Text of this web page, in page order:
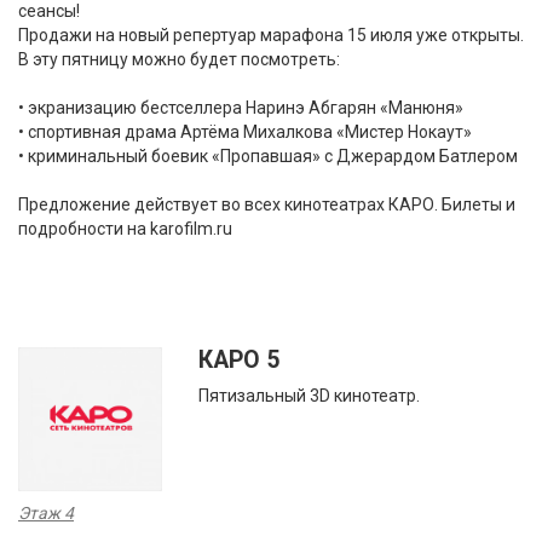
сеансы!
Продажи на новый репертуар марафона 15 июля уже открыты.
В эту пятницу можно будет посмотреть:
• экранизацию бестселлера Наринэ Абгарян «Манюня»
• спортивная драма Артёма Михалкова «Мистер Нокаут»
• криминальный боевик «Пропавшая» с Джерардом Батлером
Предложение действует во всех кинотеатрах КАРО. Билеты и
подробности на karofilm.ru
КАРО 5
Пятизальный 3D кинотеатр.
Этаж 4